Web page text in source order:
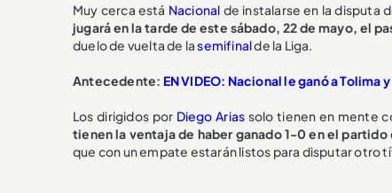
Muy cerca está Nacional de instalarse en la disputa
jugará en la tarde de este sábado, 22 de mayo, el
duelo de vuelta de lasemifinalde la Liga.
Antecedente: EN VIDEO: Nacional le ganó a Tolima
Los dirigidos por Diego Arias solo tienen en mente
tienen la ventaja de haber ganado 1-0 en el partido
que con un empate estarán listos para disputar otro